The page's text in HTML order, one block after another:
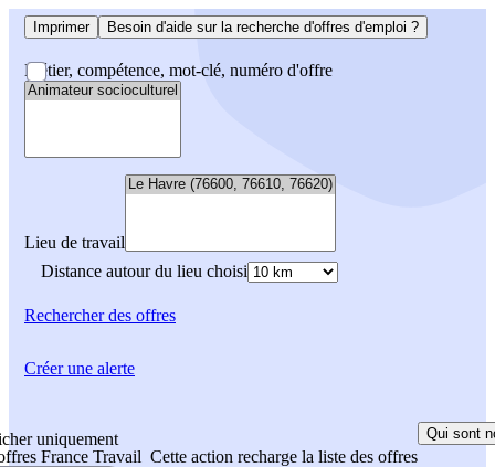
Imprimer Besoin d'aide sur la recherche d'offres d'emploi ?
Métier, compétence, mot-clé, numéro d'offre
Lieu de travail
Distance autour du lieu choisi
Rechercherdes offres
uniquement
France Travail Cette action recharge la liste des offres
Qui sont
Créer une alerte